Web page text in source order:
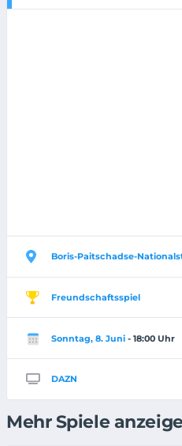
Boris-Paitschadse-
Freundschaftsspiel
Sonntag, 8. Juni - 18:00 Uhr
DAZN
Mehr Spiele